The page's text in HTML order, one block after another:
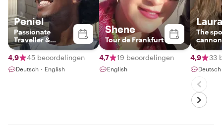
Peniel
Passionate
Traveller &
History Nerd
4,9
45 beoordelingen
Deutsch・English
Shene
Tour de Frankfurt
4,7 19 beoordelingen
English
Laura
The
good
4,9
33